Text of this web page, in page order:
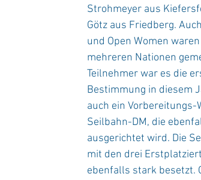
Strohmeyer aus
Götz aus Friedberg.
und Open Women
mehreren Nationen
Teilnehmer war es die
Bestimmung in diesem
auch ein
Seilbahn-DM, die
ausgerichtet wird. Die
mit den drei
ebenfalls stark besetzt.